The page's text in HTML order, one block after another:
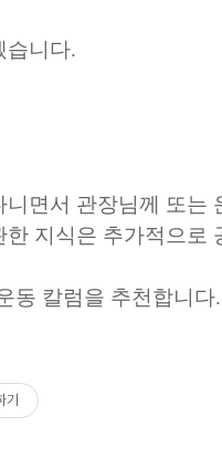
습니다.
면서 관장님께 또는
지식은 추가적으로
동 칼럼을 추천합니다
기